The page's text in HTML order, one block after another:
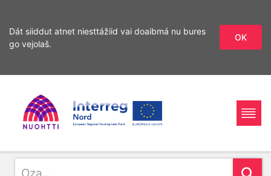
Dát siiddut atnet niesttážiid vai doaibmá nu bures
go vejolaš.
OK
ohcamii
sisdollui
Home Interreg
Ohcan